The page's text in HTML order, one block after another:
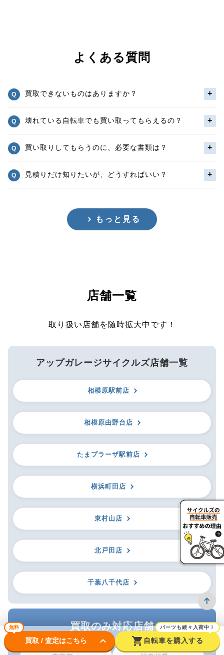
よくある質問
買取できないものはありますか？
壊れている自転車でも買い取ってもらえるの？
買い取りしてもらうのに、必要な書類は？
見積りだけ知りたいが、どうすればいい？
もっと見る
店舗一覧
取り扱い店舗を随時拡大中です！
アップガレージサイクルズ店舗一覧
相模原駅前店
相模原由野台店
たまプラーザ駅前店
横浜町田店
東村山店
北戸田店
千葉八千代店
買取のみ対応店舗
無料
買取 / 査定はこちら keyboard_arrow_down shopping_cart
パーツも続々入荷中！
自転車を購入する